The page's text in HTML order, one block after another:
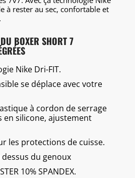
à rester au sec, confortable et
BOXER SHORT 7
Nike Dri-FIT.
se déplace avec votre
à cordon de serrage
en silicone, ajustement
les protections de cuisse.
du genoux
10% SPANDEX.